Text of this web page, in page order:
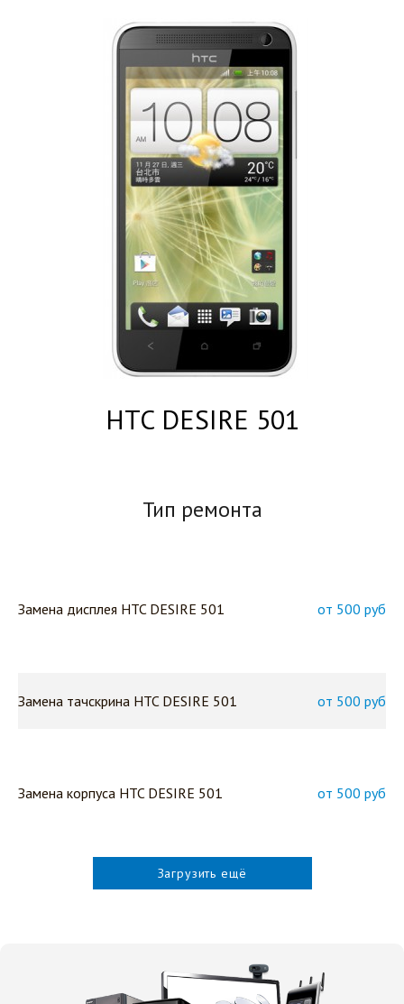
HTC DESIRE 501
Тип ремонта
Замена дисплея HTC DESIRE 501 от 500 руб
Замена тачскрина HTC DESIRE 501 от 500 руб
Замена корпуса HTC DESIRE 501 от 500 руб
Загрузить ещё